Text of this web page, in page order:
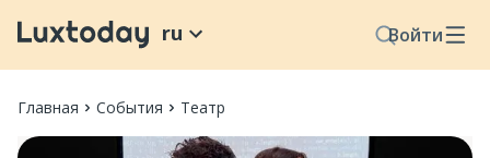
Войти
ru
Главная События Театр